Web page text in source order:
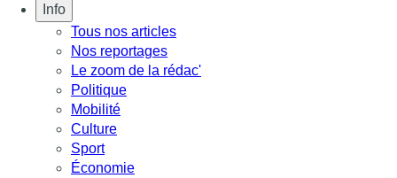
Info
Tous nos articles
Nos reportages
Le zoom de la rédac'
Politique
Mobilité
Culture
Sport
Économie